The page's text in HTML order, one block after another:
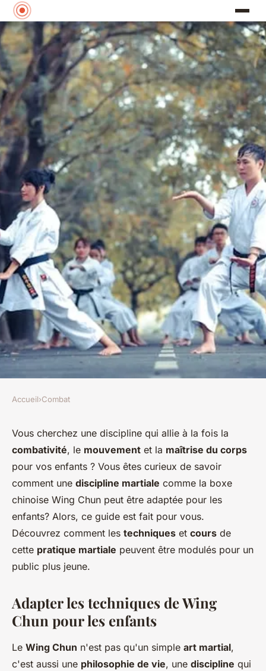
Comment les exercices de
Boxe Chinoise Wing Chun
peuvent-ils être adaptés pour
les enfants?
Candice• 18 mai 2024•5 min de lecture
Accueil›Combat
Vous cherchez une discipline qui allie à la fois la
combativité, le mouvement et la maîtrise du corps
pour vos enfants ? Vous êtes curieux de savoir
comment une discipline martiale comme la boxe
chinoise Wing Chun peut être adaptée pour les
enfants? Alors, ce guide est fait pour vous.
Découvrez comment les techniques et cours de
cette pratique martiale peuvent être modulés pour un
public plus jeune.
Adapter les techniques de Wing
Chun pour les enfants
Le Wing Chun n'est pas qu'un simple art martial,
c'est aussi une philosophie de vie, une discipline qui